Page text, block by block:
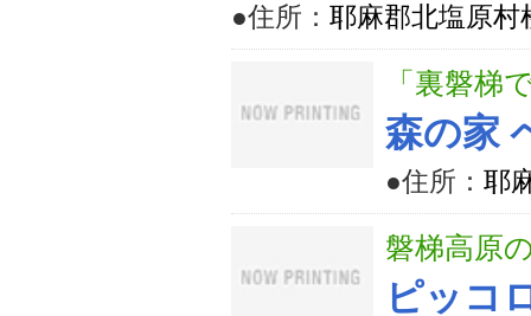
●住所： 耶麻郡北塩原
「裏磐梯
森の家
●住所： 耶
磐梯高原
ピッコ